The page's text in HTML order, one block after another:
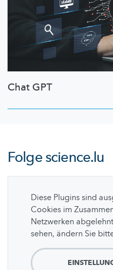
Chat GPT
Folgescience.lu
Diese Plugins sind
Cookies im
Netzwerken
sehen, ändern Sie